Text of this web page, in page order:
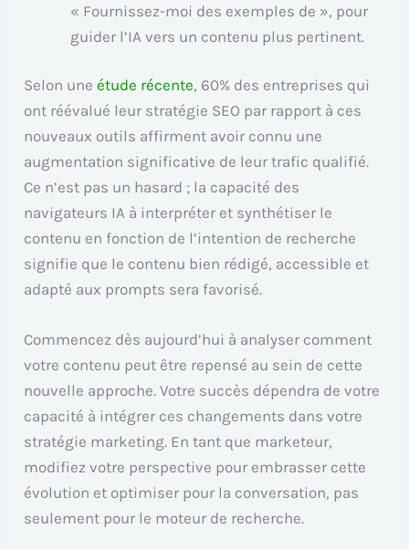
« Fournissez-moi des exemples de », pour
guider l’IA vers un contenu plus pertinent.
Selon uneétude récente, 60% des entreprises qui
ont réévalué leur stratégie SEO par rapport à ces
nouveaux outils affirment avoir connu une
augmentation significative de leur trafic qualifié.
Ce n’est pas un hasard ; la capacité des
navigateurs IA à interpréter et synthétiser le
contenu en fonction de l’intention de recherche
signifie que le contenu bien rédigé, accessible et
adapté aux prompts sera favorisé.
Commencez dès aujourd’hui à analyser comment
votre contenu peut être repensé au sein de cette
nouvelle approche. Votre succès dépendra de votre
capacité à intégrer ces changements dans votre
stratégie marketing. En tant que marketeur,
modifiez votre perspective pour embrasser cette
évolution et optimiser pour la conversation, pas
seulement pour le moteur de recherche.